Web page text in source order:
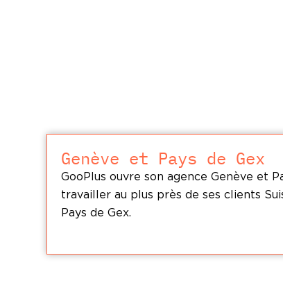
Genève et Pays de Gex
GooPlus ouvre son agence Genève et
travailler au plus près de ses clients
Pays de Gex.